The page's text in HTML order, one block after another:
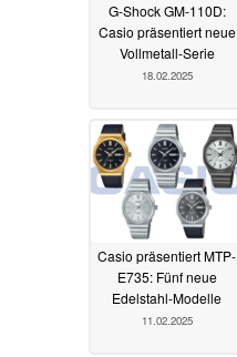
G-Shock GM-110D:
Casio präsentiert neue
Vollmetall-Serie
18.02.2025
Casio präsentiert MTP-
E735: Fünf neue
Edelstahl-Modelle
11.02.2025